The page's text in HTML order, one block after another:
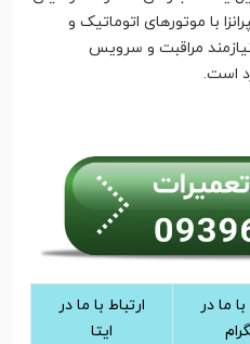
با موتورهای اتوماتیک و
مراقبت و سرویس
است.
با ما در
ارتباط با ما در
ایتا